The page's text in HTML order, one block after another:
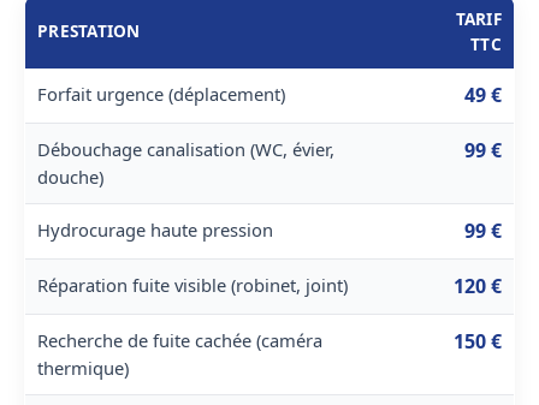
PRESTATION
TARIF
TTC
Forfait urgence (déplacement) 49 €
Débouchage canalisation (WC, évier,
douche)
99 €
Hydrocurage haute pression 99 €
Réparation fuite visible (robinet, joint) 120 €
Recherche de fuite cachée (caméra
thermique)
150 €